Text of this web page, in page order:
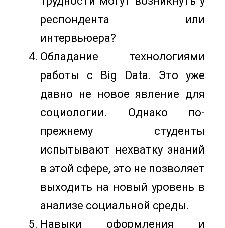
респондента или
интервьюера?
Обладание технологиями
работы с Big Data. Это уже
давно не новое явление для
социологии. Однако по-
прежнему студенты
испытывают нехватку знаний
в этой сфере, это не позволяет
выходить на новый уровень в
анализе социальной среды.
Навыки оформления и